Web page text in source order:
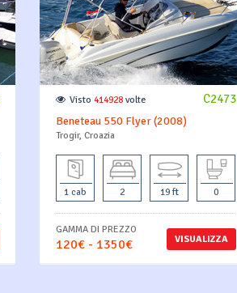
C2473
Visto 414928 volte
Beneteau 550 Flyer (2008)
Trogir, Croazia
1 cab 2 19 ft 0
VISUALIZZA
GAMMA DI PREZZO
120€ - 1350€